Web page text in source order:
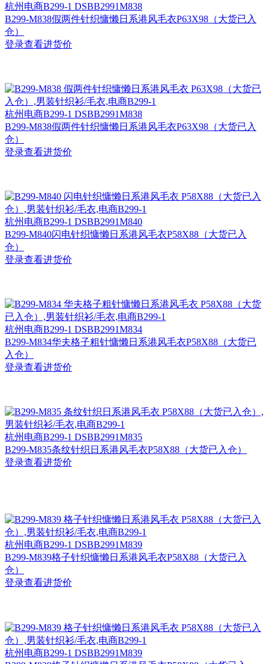
杭州 电商B299-1 DSBB2991M838
B299-M838假两件针织慵懒日系港风毛衣P63X98（大货已入
仓）
登录查看进货价
杭州 电商B299-1 DSBB2991M838
B299-M838假两件针织慵懒日系港风毛衣P63X98（大货已入
仓）
登录查看进货价
杭州 电商B299-1 DSBB2991M840
B299-M840闪电针织慵懒日系港风毛衣P58X88（大货已入
仓）
登录查看进货价
杭州 电商B299-1 DSBB2991M834
B299-M834华夫格子粗针慵懒日系港风毛衣P58X88（大货已
入仓）
登录查看进货价
杭州 电商B299-1 DSBB2991M835
B299-M835条纹针织日系港风毛衣P58X88（大货已入仓）
登录查看进货价
杭州 电商B299-1 DSBB2991M839
B299-M839格子针织慵懒日系港风毛衣P58X88（大货已入
仓）
登录查看进货价
杭州 电商B299-1 DSBB2991M839